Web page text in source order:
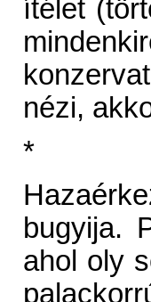
ítélet
nézi,
*
bugyija.
ahol oly